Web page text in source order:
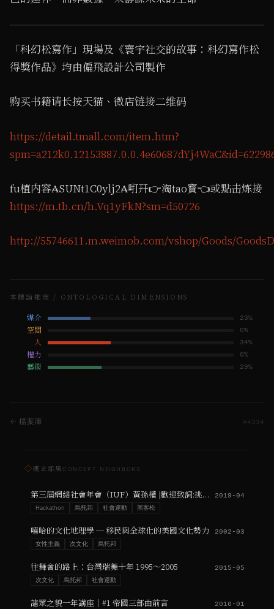
「科幻松寫作」現場及《寰宇社交的故事：科幻寫作松
得獎作品》均由偏飛設計公司製作
购买书籍请长按天猫、微店链接二维码
https://detail.tmall.com/item.htm?
fu植内容₳SUNt1C0ylj2₳咑幵👉淘tao寳👈或點击炼接​
https://m.tb.cn/h.Vq1yFkN?sm=d50726
http://55746611.m.weimob.com/vshop/Goods/
本體論維度 / ONTOLOGICAL DIMENSIONS
媒介 23%
空間 0%
人 34%
權力 0%
藝術 29%
← 檔案庫 4334
◇概念鄰居 CONCEPT NEIGHBORS
第三屆網絡社會年會（IUF）黃孫權 |歡迎致詞:挑戰技術烏托邦的政治對話框架 2019-04
Hackathon 烏托邦 社會運動 黑客松
嘻哈的文化地理學 ─ 移民與全球化的美國文化勢力 2002-03
女性主義 次文化 烏托邦
往舞會的路上：台灣瑞舞十年 1995～2005 2015-05
次文化 烏托邦 社會運動
諸眾之貌一年講座｜#1 帝國三部曲前言 2016-01